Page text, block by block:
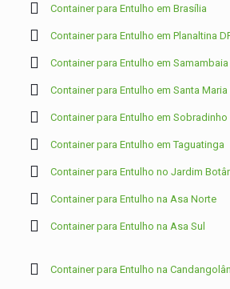
Container para Entulho em Brasília
Container para Entulho em Planaltina
Container para Entulho em Samambaia
Container para Entulho em Santa Maria
Container para Entulho em Sobradinho
Container para Entulho em Taguatinga
Container para Entulho no Jardim
Container para Entulho na Asa Norte
Container para Entulho na Asa Sul
Container para Entulho na